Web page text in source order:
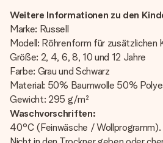
Weitere Informationen zu den
Marke: Russell
Modell: Röhrenform für zusätzlichen
Größe: 2, 4, 6, 8, 10 und 12 Jahre
Farbe: Grau und Schwarz
Material: 50% Baumwolle 50%
Gewicht: 295 g/m²
Waschvorschriften:
40°C (Feinwäsche / Wollprogramm).